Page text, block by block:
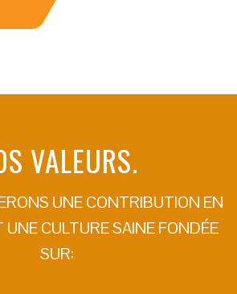
VALEURS.
UNE CONTRIBUTION EN
UNE CULTURE SAINE FONDÉE
SUR: